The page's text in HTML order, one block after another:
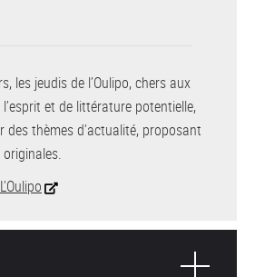
les jeudis de l’Oulipo, chers aux
et de littérature potentielle,
des thèmes d’actualité, proposant
L’Oulipo